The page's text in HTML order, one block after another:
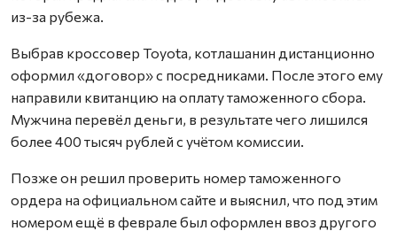
из-за рубежа.
Выбрав кроссовер Toyota, котлашанин дистанционно
оформил «договор» с посредниками. После этого ему
направили квитанцию на оплату таможенного сбора.
Мужчина перевёл деньги, в результате чего лишился
более 400 тысяч рублей с учётом комиссии.
Позже он решил проверить номер таможенного
ордера на официальном сайте и выяснил, что под этим
номером ещё в феврале был оформлен ввоз другого